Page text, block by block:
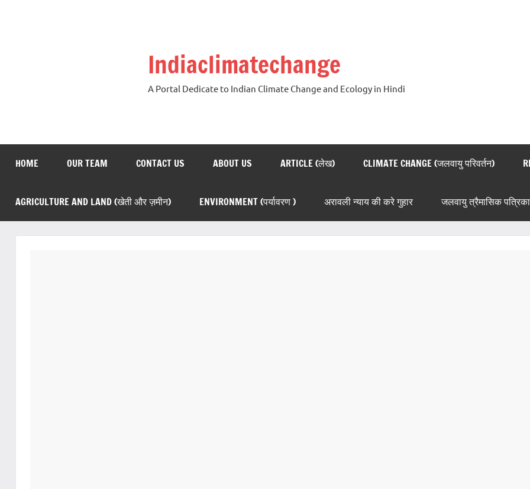
Indiaclimatechange
A Portal Dedicate to Indian Climate Change and Ecology in Hindi
HOME OUR TEAM CONTACT US ABOUT US ARTICLE (लेख) CLIMATE CHANGE (जलवायु परिवर्तन)
AGRICULTURE AND LAND (खेती और ज़मीन) ENVIRONMENT (पर्यावरण ) अरावली न्याय की करे गुहार जलवायु त्रैमासिक पत्रिका